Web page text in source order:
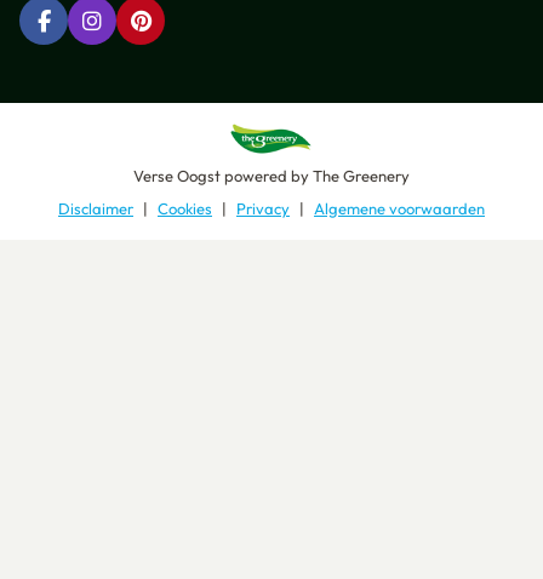
Ga naar Facebook
Ga naar Instagram
Ga naar Pinterest
Verse Oogstpowered byThe Greenery
Disclaimer
Cookies Privacy Algemene voorwaarden